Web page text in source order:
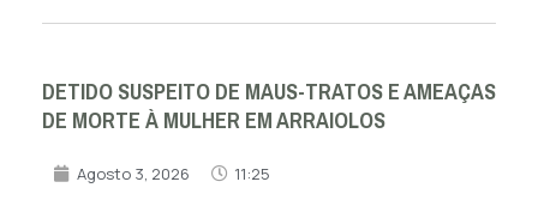
DETIDO SUSPEITO DE MAUS-TRATOS E AMEAÇAS
DE MORTE À MULHER EM ARRAIOLOS
Agosto 3, 2026 11:25